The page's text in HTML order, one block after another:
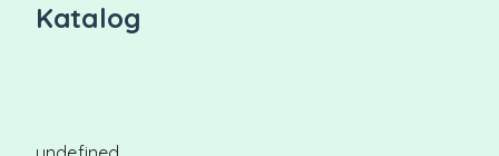
Katalog